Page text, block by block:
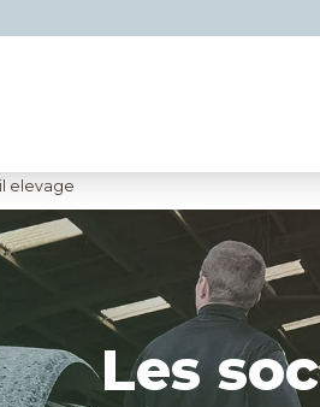
elevage
Les